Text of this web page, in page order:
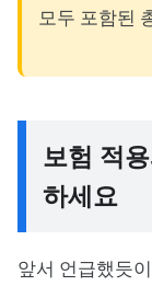
모두 포함된
보험 적
하세요
앞서 언급했듯이